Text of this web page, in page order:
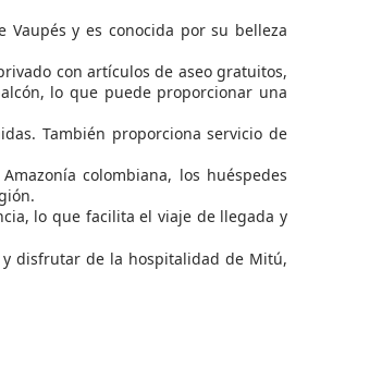
y es conocida por su belleza
con artículos de aseo gratuitos,
lo que puede proporcionar una
También proporciona servicio de
colombiana, los huéspedes
lo que facilita el viaje de llegada y
y disfrutar de la hospitalidad de Mitú,